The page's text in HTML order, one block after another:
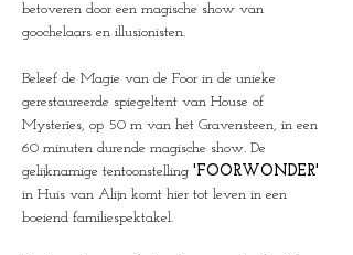
betoveren door een magische show van
goochelaars en illusionisten.
Beleef de Magie van de Foor in de unieke
gerestaureerde spiegeltent van House of
Mysteries, op 50 m van het Gravensteen, in een
60 minuten durende magische show. De
gelijknamige tentoonstelling 'FOORWONDER'
in Huis van Alijn komt hier tot leven in een
boeiend familiespektakel.